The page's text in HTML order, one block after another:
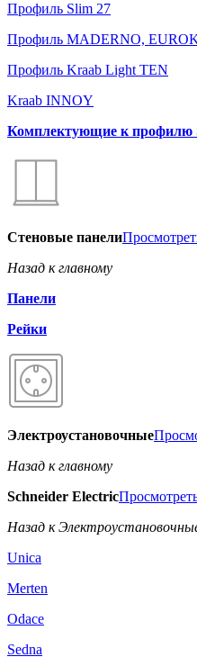
Профиль Slim 27
Профиль MADERNO,
Профиль Kraab Light TEN
Kraab INNOY
Комплектующие к профилю
Стеновые панели
Назад к главному
Панели
Рейки
Электроустановочные
Назад к главному
Schneider Electric
Назад к
Unica
Merten
Odace
Sedna